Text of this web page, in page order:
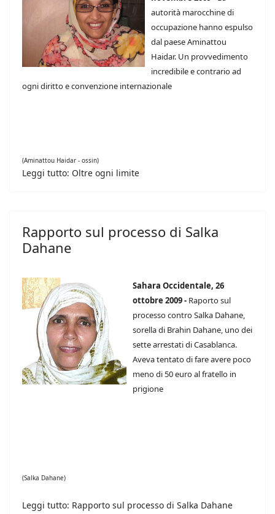
autorità marocchine di
occupazione hanno espulso
dal paese Aminattou
Haidar. Un provvedimento
incredibile e contrario ad
ogni diritto e convenzione internazionale
(Aminattou Haidar - ossin)
Leggi tutto: Oltre ogni limite
Rapporto sul processo di Salka
Dahane
Sahara Occidentale, 26
ottobre 2009 - Raporto sul
processo contro Salka Dahane,
sorella di Brahin Dahane, uno dei
sette arrestati di Casablanca.
Aveva tentato di fare avere poco
meno di 50 euro al fratello in
prigione
(Salka Dahane)
Leggi tutto: Rapporto sul processo di Salka Dahane